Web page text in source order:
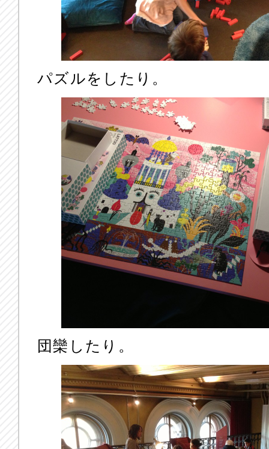
パズルをしたり。
団欒したり。